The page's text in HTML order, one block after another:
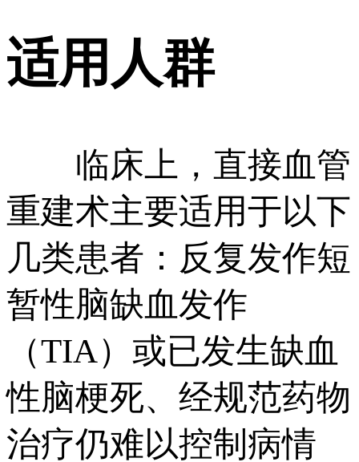
适用人群
临床上，直接血管
重建术主要适用于以下
几类患者：反复发作短
暂性脑缺血发作
（TIA）或已发生缺血
性脑梗死、经规范药物
治疗仍难以控制病情